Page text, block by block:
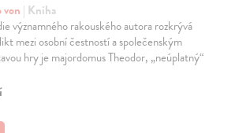
| Kniha
významného rakouského autora rozkrývá
mezi osobní čestností a společenským
hry je majordomus Theodor, „neúplatný“